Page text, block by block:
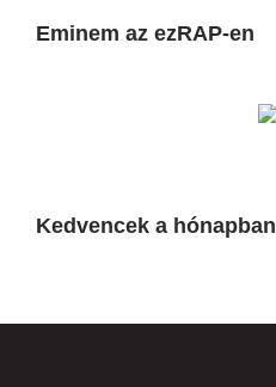
Eminem az ezRAP-en
Kedvencek a hónapban